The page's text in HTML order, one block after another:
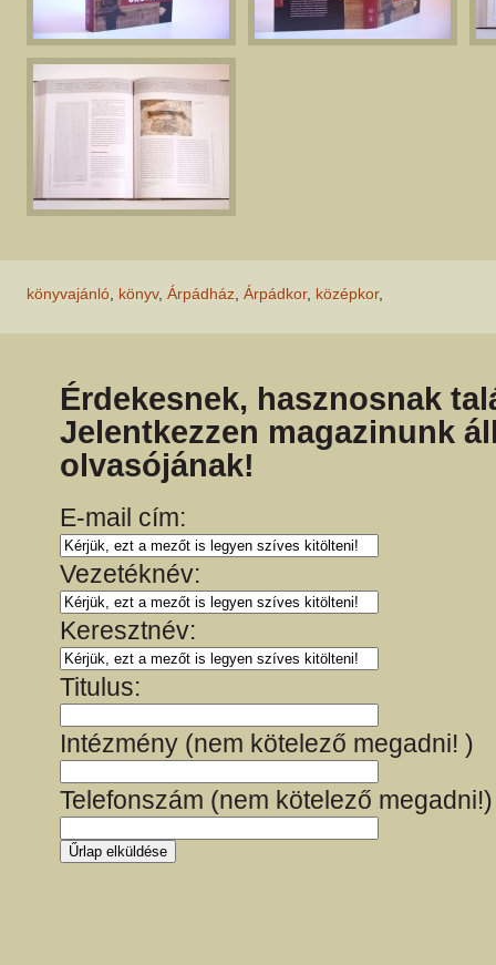
könyvajánló, könyv, Árpádház, Árpádkor, középkor,
Érdekesnek, hasznosnak
Jelentkezzen magazinunk
olvasójának!
E-mail cím:
Vezetéknév:
Keresztnév:
Titulus:
Intézmény (nem kötelező megadni! )
Telefonszám (nem kötelező megadni!)